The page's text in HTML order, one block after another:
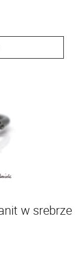
w srebrze